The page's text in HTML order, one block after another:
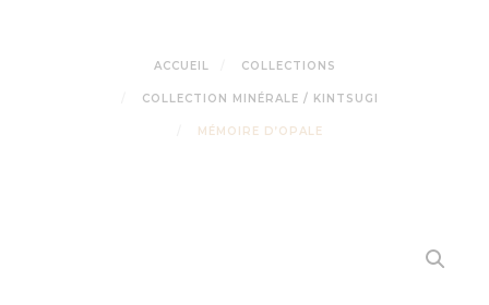
ACCUEIL COLLECTIONS
COLLECTION MINÉRALE / KINTSUGI
MÉMOIRE D’OPALE